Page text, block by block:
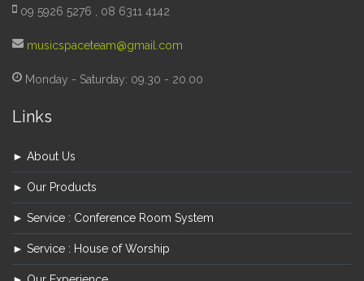
09 5926 5276 , 08 6311 4142
musicspaceteam@gmail.com
Monday - Saturday: 09.30 - 20.00
Links
► About Us
► Our Products
► Service : Conference Room System
► Service : House of Worship